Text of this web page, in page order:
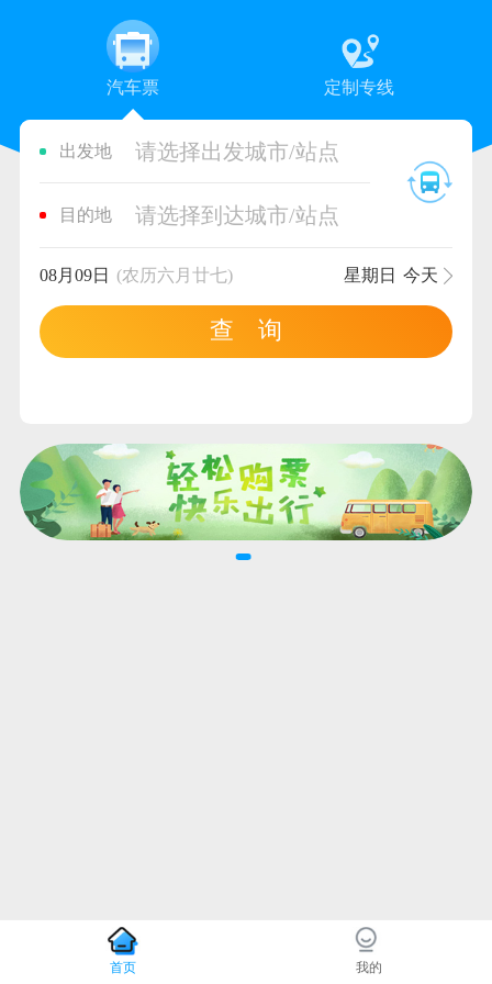
汽车票 定制专线
出发地 请选择出发城市/站点
目的地 请选择到达城市/站点
08月09日 (农历六月廿七) 星期日 今天
查 询
首页 我的